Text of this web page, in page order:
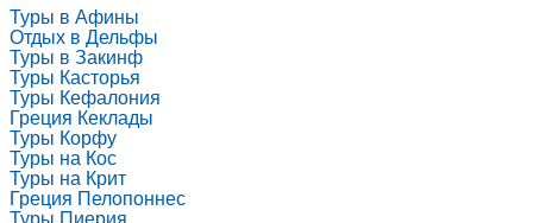
Туры в Афины
Отдых в Дельфы
Туры в Закинф
Туры Касторья
Туры Кефалония
Греция Кеклады
Туры Корфу
Туры на Кос
Туры на Крит
Греция Пелопоннес
Туры Пиерия